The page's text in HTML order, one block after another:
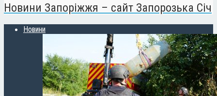
Новини Запоріжжя – сайт Запорозька Січ
Новини